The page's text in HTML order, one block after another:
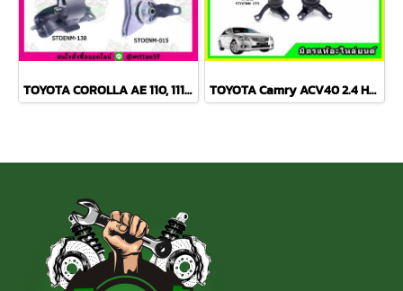
TOYOTA COROLLA AE 110, 111 M/T สามห่วง ยางแท่นเครื่องครบชุด SKR TOYOTA Camry ACV40 2.4 Hybrid ปี 06-12 ยางแท่นเครื่องครบชุด กระดูกหมา